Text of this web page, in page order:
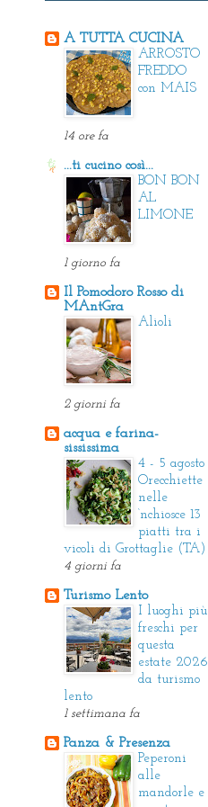
A TUTTA CUCINA
ARROSTO
FREDDO
con MAIS
14 ore fa
...ti cucino così...
BON BON
AL
LIMONE
1 giorno fa
Il Pomodoro Rosso di
MAntGra
Alioli
2 giorni fa
acqua e farina-
sississima
4 - 5 agosto
Orecchiette
nelle
‘nchiosce 13
piatti tra i
vicoli di Grottaglie (TA)
4 giorni fa
Turismo Lento
I luoghi più
freschi per
questa
estate 2026
da turismo
lento
1 settimana fa
Panza & Presenza
Peperoni
alle
mandorle e